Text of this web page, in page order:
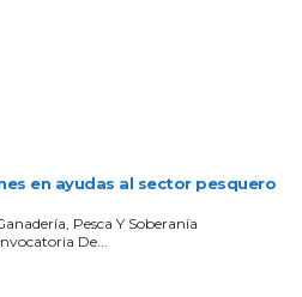
en ayudas al sector pesquero
Pesca Y Soberanía
De...